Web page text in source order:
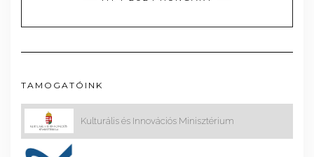
TAMOGATÓINK
Kulturális és Innovációs Minisztérium